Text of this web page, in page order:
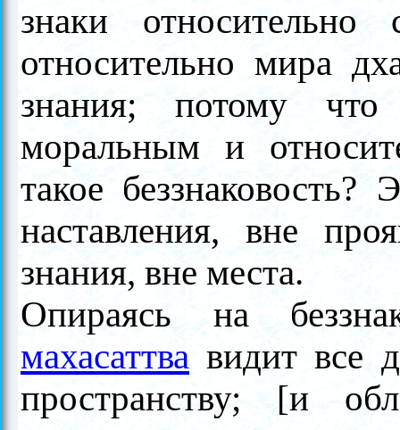
знаки
относительно мира
знания; потому
моральным и
такое
наставления, вне
знания, вне места.
Опираясь на
махасаттва видит все
пространству; [и